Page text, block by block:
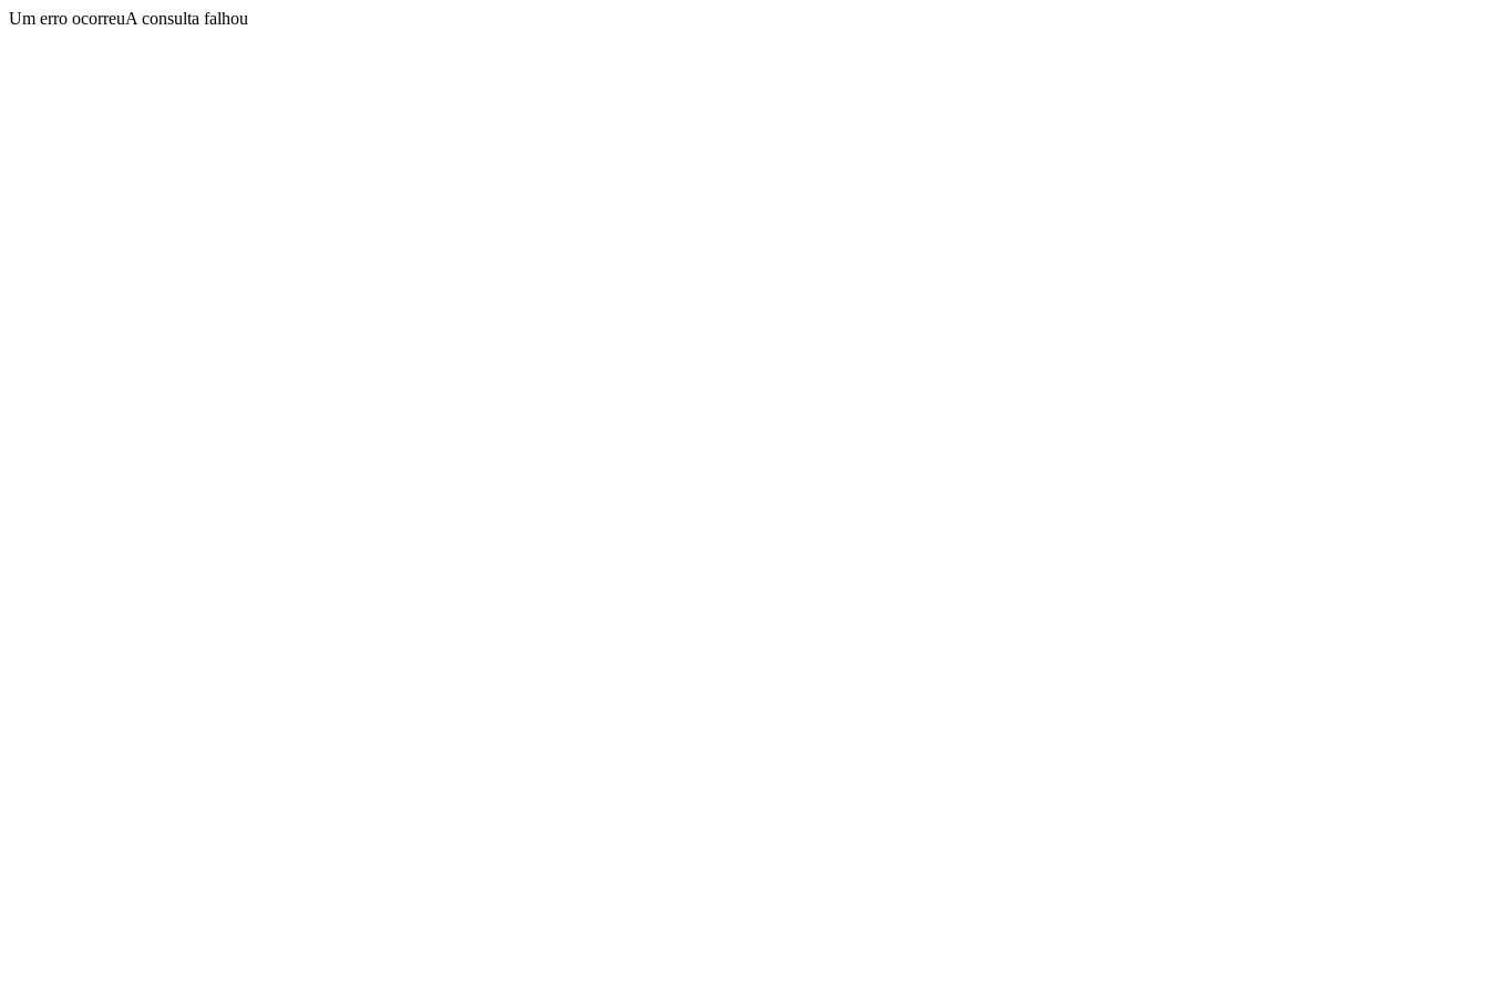
Um erro ocorreuA consulta falhou